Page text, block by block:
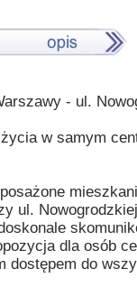
- ul.
w samym
ul.
dla osób
dostępem do